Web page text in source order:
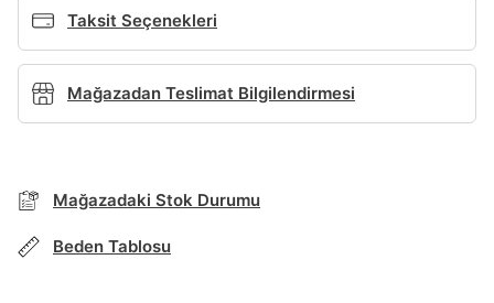
Taksit Seçenekleri
TAKSİT SEÇENEKLERİ
Mağazadan Teslimat Bilgilendirmesi
Mağazadaki Stok Durumu
Beden Tablosu
E-posta Adresi*
Şifre*